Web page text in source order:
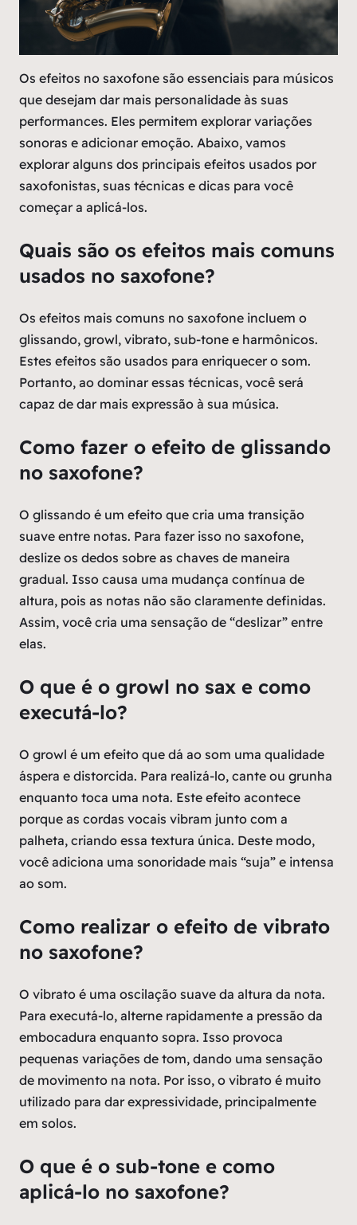
Os efeitos no saxofone são essenciais para músicos
que desejam dar mais personalidade às suas
performances. Eles permitem explorar variações
sonoras e adicionar emoção. Abaixo, vamos
explorar alguns dos principais efeitos usados por
saxofonistas, suas técnicas e dicas para você
começar a aplicá-los.
Quais são os efeitos mais comuns
usados no saxofone?
Os efeitos mais comuns no saxofone incluem o
glissando, growl, vibrato, sub-tone e harmônicos.
Estes efeitos são usados para enriquecer o som.
Portanto, ao dominar essas técnicas, você será
capaz de dar mais expressão à sua música.
Como fazer o efeito de glissando
no saxofone?
O glissando é um efeito que cria uma transição
suave entre notas. Para fazer isso no saxofone,
deslize os dedos sobre as chaves de maneira
gradual. Isso causa uma mudança contínua de
altura, pois as notas não são claramente definidas.
Assim, você cria uma sensação de “deslizar” entre
elas.
O que é o growl no sax e como
executá-lo?
O growl é um efeito que dá ao som uma qualidade
áspera e distorcida. Para realizá-lo, cante ou grunha
enquanto toca uma nota. Este efeito acontece
porque as cordas vocais vibram junto com a
palheta, criando essa textura única. Deste modo,
você adiciona uma sonoridade mais “suja” e intensa
ao som.
Como realizar o efeito de vibrato
no saxofone?
O vibrato é uma oscilação suave da altura da nota.
Para executá-lo, alterne rapidamente a pressão da
embocadura enquanto sopra. Isso provoca
pequenas variações de tom, dando uma sensação
de movimento na nota. Por isso, o vibrato é muito
utilizado para dar expressividade, principalmente
em solos.
O que é o sub-tone e como
aplicá-lo no saxofone?